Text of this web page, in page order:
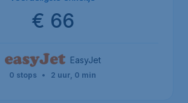
€ 66
EasyJet
0 stops • 2 uur, 0 min